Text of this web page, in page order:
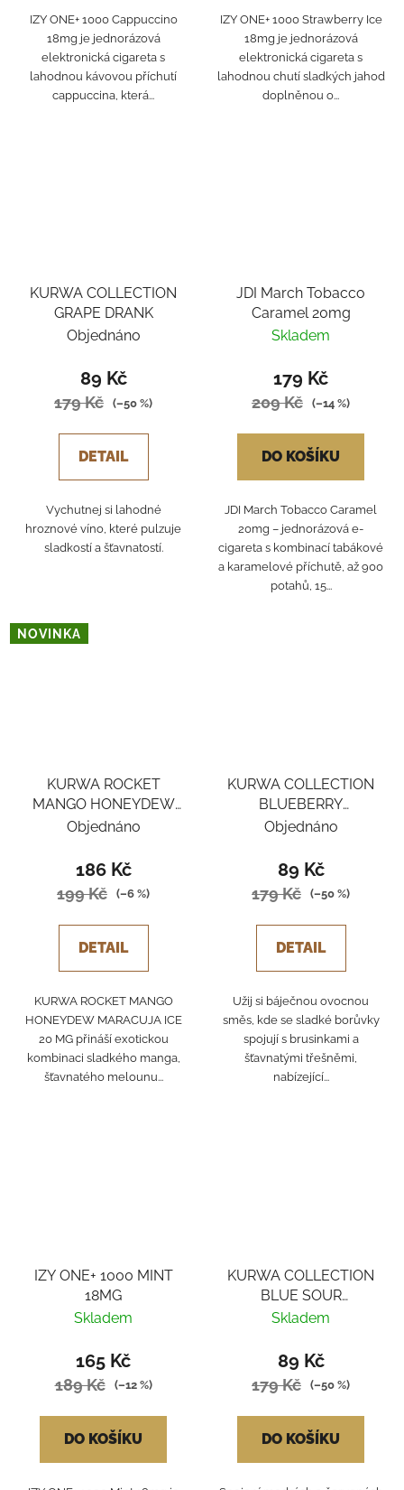
IZY ONE+ 1000 Cappuccino
18mg je jednorázová
elektronická cigareta s
lahodnou kávovou příchutí
cappuccina, která...
IZY ONE+ 1000 Strawberry Ice
18mg je jednorázová
elektronická cigareta s
lahodnou chutí sladkých jahod
doplněnou o...
KURWA COLLECTION
GRAPE DRANK
Objednáno
89 Kč
179 Kč (–50 %)
DETAIL
Vychutnej si lahodné
hroznové víno, které pulzuje
sladkostí a šťavnatostí.
JDI March Tobacco
Caramel 20mg
Skladem
179 Kč
209 Kč (–14 %)
DO KOŠÍKU
JDI March Tobacco Caramel
20mg – jednorázová e-
cigareta s kombinací tabákové
a karamelové příchutě, až 900
potahů, 15...
NOVINKA
KURWA ROCKET
MANGO HONEYDEW
MARACUJA ICE
Objednáno
186 Kč
199 Kč (–6 %)
DETAIL
KURWA ROCKET MANGO
HONEYDEW MARACUJA ICE
20 MG přináší exotickou
kombinaci sladkého manga,
šťavnatého melounu...
KURWA COLLECTION
BLUEBERRY
CRANBERRY CHERRY
Objednáno
89 Kč
179 Kč (–50 %)
DETAIL
Užij si báječnou ovocnou
směs, kde se sladké borůvky
spojují s brusinkami a
šťavnatými třešněmi,
nabízející...
IZY ONE+ 1000 MINT
18MG
Skladem
165 Kč
189 Kč (–12 %)
DO KOŠÍKU
KURWA COLLECTION
BLUE SOUR
RASPBERRY
Skladem
89 Kč
179 Kč (–50 %)
DO KOŠÍKU